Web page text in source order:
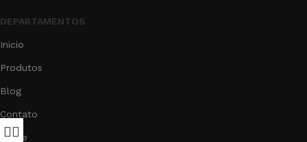
DEPARTAMENTOS
Inicio
Produtos
Blog
Contato
Sobre